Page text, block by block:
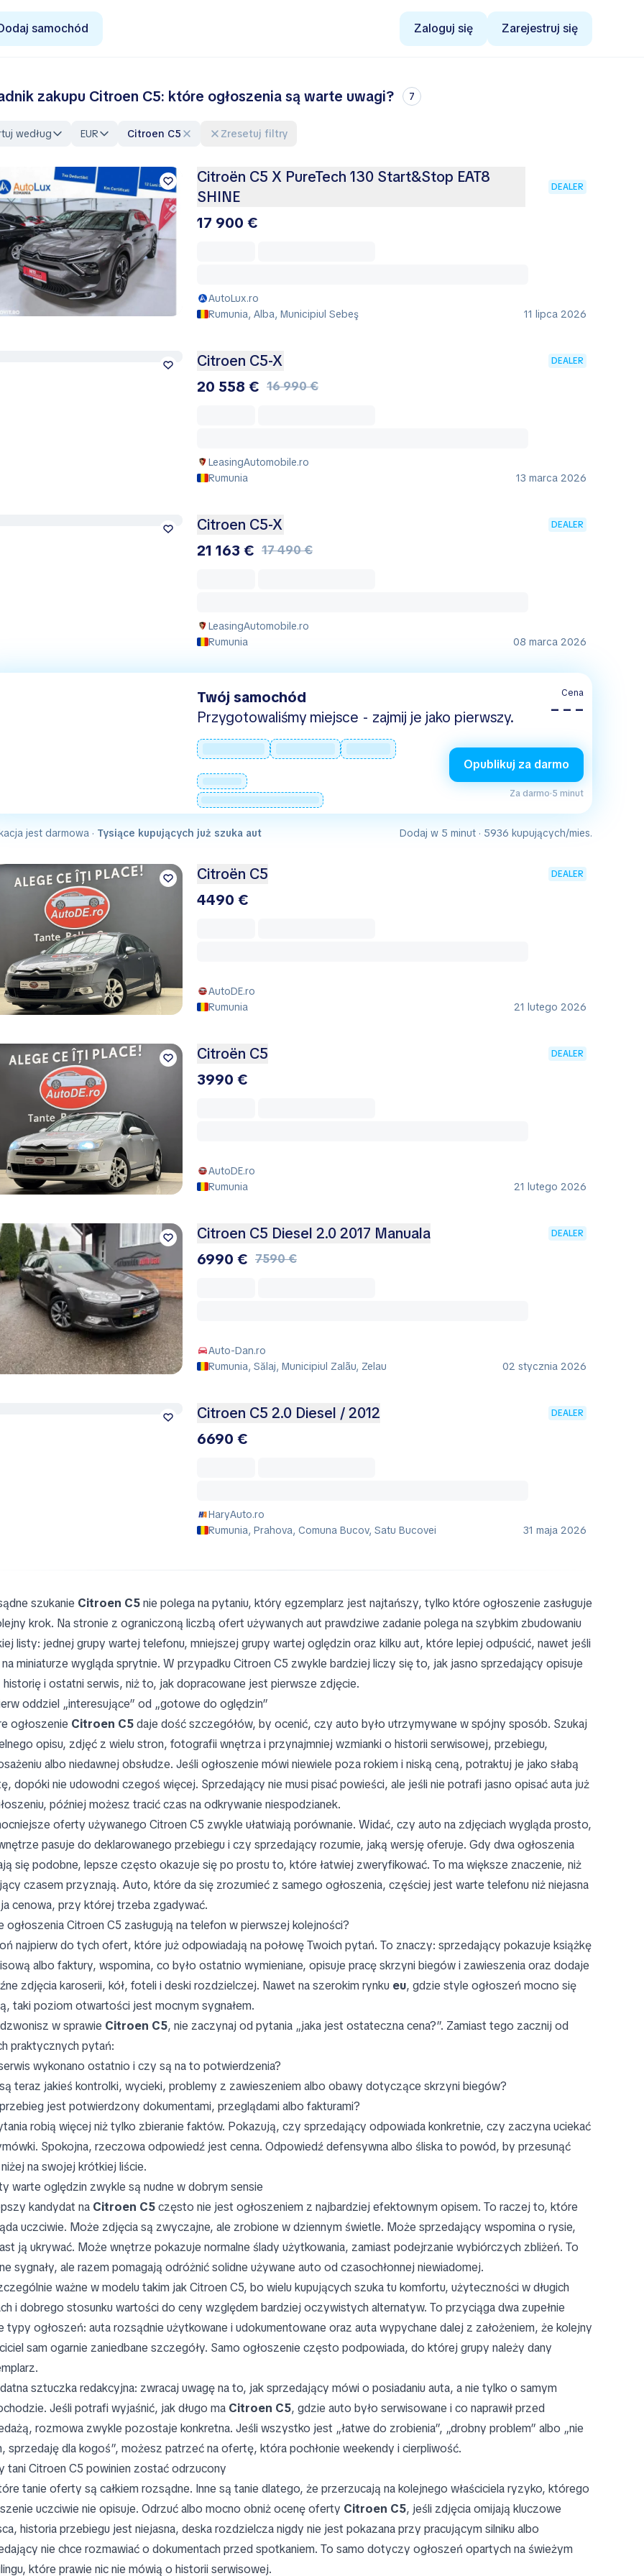
samochód Zaloguj się Zarejestruj się
zakupu Citroen C5: które ogłoszenia są warte uwagi? 7
według EUR Citroen C5 Zresetuj filtry
Citroën C5 X PureTech 130 Start&Stop EAT8
SHINE
DEALER
17 900 €
AutoLux.ro
Rumunia, Alba, Municipiul Sebeş
11 lipca 2026
Citroen C5-X DEALER
20 558 € 16 990 €
LeasingAutomobile.ro
Rumunia
13 marca 2026
Citroen C5-X DEALER
21 163 € 17 490 €
LeasingAutomobile.ro
Rumunia
08 marca 2026
Twój samochód
Przygotowaliśmy miejsce - zajmij je jako pierwszy.
Cena
– – –
Opublikuj za darmo
Za darmo·5 minut
jest darmowa · Tysiące kupujących już szuka aut Dodaj w 5 minut · 5936 kupujących/mies.
Citroën C5 DEALER
4490 €
AutoDE.ro
Rumunia
21 lutego 2026
Citroën C5 DEALER
3990 €
AutoDE.ro
Rumunia
21 lutego 2026
Citroen C5 Diesel 2.0 2017 Manuala DEALER
6990 € 7590 €
Auto-Dan.ro
Rumunia, Sălaj, Municipiul Zalãu, Zelau
02 stycznia 2026
Citroen C5 2.0 Diesel / 2012 DEALER
6690 €
HaryAuto.ro
Rumunia, Prahova, Comuna Bucov, Satu Bucovei
31 maja 2026
szukanie Citroen C5nie polega na pytaniu, który egzemplarz jest najtańszy, tylko które ogłoszenie zasługuje
krok. Na stronie z ograniczoną liczbą ofert używanych aut prawdziwe zadanie polega na szybkim zbudowaniu
listy: jednej grupy wartej telefonu, mniejszej grupy wartej oględzin oraz kilku aut, które lepiej odpuścić, nawet jeśli
na miniaturze wygląda sprytnie. W przypadku Citroen C5 zwykle bardziej liczy się to, jak jasno sprzedający opisuje
historię i ostatni serwis, niż to, jak dopracowane jest pierwsze zdjęcie.
oddziel „interesujące” od „gotowe do oględzin”
ogłoszenie Citroen C5daje dość szczegółów, by ocenić, czy auto było utrzymywane w spójny sposób. Szukaj
opisu, zdjęć z wielu stron, fotografii wnętrza i przynajmniej wzmianki o historii serwisowej, przebiegu,
albo niedawnej obsłudze. Jeśli ogłoszenie mówi niewiele poza rokiem i niską ceną, potraktuj je jako słabą
dopóki nie udowodni czegoś więcej. Sprzedający nie musi pisać powieści, ale jeśli nie potrafi jasno opisać auta już
później możesz tracić czas na odkrywanie niespodzianek.
oferty używanego Citroen C5 zwykle ułatwiają porównanie. Widać, czy auto na zdjęciach wygląda prosto,
pasuje do deklarowanego przebiegu i czy sprzedający rozumie, jaką wersję oferuje. Gdy dwa ogłoszenia
się podobne, lepsze często okazuje się po prostu to, które łatwiej zweryfikować. To ma większe znaczenie, niż
czasem przyznają. Auto, które da się zrozumieć z samego ogłoszenia, częściej jest warte telefonu niż niejasna
cenowa, przy której trzeba zgadywać.
ogłoszenia Citroen C5 zasługują na telefon w pierwszej kolejności?
najpierw do tych ofert, które już odpowiadają na połowę Twoich pytań. To znaczy: sprzedający pokazuje książkę
albo faktury, wspomina, co było ostatnio wymieniane, opisuje pracę skrzyni biegów i zawieszenia oraz dodaje
zdjęcia karoserii, kół, foteli i deski rozdzielczej. Nawet na szerokim rynku eu, gdzie style ogłoszeń mocno się
taki poziom otwartości jest mocnym sygnałem.
w sprawie Citroen C5, nie zaczynaj od pytania „jaka jest ostateczna cena?”. Zamiast tego zacznij od
praktycznych pytań:
wykonano ostatnio i czy są na to potwierdzenia?
teraz jakieś kontrolki, wycieki, problemy z zawieszeniem albo obawy dotyczące skrzyni biegów?
jest potwierdzony dokumentami, przeglądami albo fakturami?
robią więcej niż tylko zbieranie faktów. Pokazują, czy sprzedający odpowiada konkretnie, czy zaczyna uciekać
Spokojna, rzeczowa odpowiedź jest cenna. Odpowiedź defensywna albo śliska to powód, by przesunąć
na swojej krótkiej liście.
warte oględzin zwykle są nudne w dobrym sensie
kandydat na Citroen C5często nie jest ogłoszeniem z najbardziej efektownym opisem. To raczej to, które
uczciwie. Może zdjęcia są zwyczajne, ale zrobione w dziennym świetle. Może sprzedający wspomina o rysie,
ją ukrywać. Może wnętrze pokazuje normalne ślady użytkowania, zamiast podejrzanie wybiórczych zbliżeń. To
sygnały, ale razem pomagają odróżnić solidne używane auto od czasochłonnej niewiadomej.
ważne w modelu takim jak Citroen C5, bo wielu kupujących szuka tu komfortu, użyteczności w długich
i dobrego stosunku wartości do ceny względem bardziej oczywistych alternatyw. To przyciąga dwa zupełnie
typy ogłoszeń: auta rozsądnie użytkowane i udokumentowane oraz auta wypychane dalej z założeniem, że kolejny
sam ogarnie zaniedbane szczegóły. Samo ogłoszenie często podpowiada, do której grupy należy dany
sztuczka redakcyjna: zwracaj uwagę na to, jak sprzedający mówi o posiadaniu auta, a nie tylko o samym
Jeśli potrafi wyjaśnić, jak długo ma Citroen C5, gdzie auto było serwisowane i co naprawił przed
rozmowa zwykle pozostaje konkretna. Jeśli wszystko jest „łatwe do zrobienia”, „drobny problem” albo „nie
sprzedaję dla kogoś”, możesz patrzeć na ofertę, która pochłonie weekendy i cierpliwość.
tani Citroen C5 powinien zostać odrzucony
tanie oferty są całkiem rozsądne. Inne są tanie dlatego, że przerzucają na kolejnego właściciela ryzyko, którego
uczciwie nie opisuje. Odrzuć albo mocno obniż ocenę oferty Citroen C5, jeśli zdjęcia omijają kluczowe
historia przebiegu jest niejasna, deska rozdzielcza nigdy nie jest pokazana przy pracującym silniku albo
nie chce rozmawiać o dokumentach przed spotkaniem. To samo dotyczy ogłoszeń opartych na świeżym
które prawie nic nie mówią o historii serwisowej.